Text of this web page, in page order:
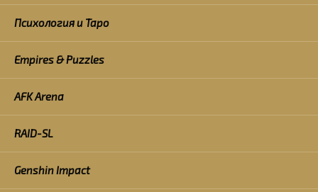
Психология и Таро
Empires & Puzzles
AFK Arena
RAID-SL
Genshin Impact